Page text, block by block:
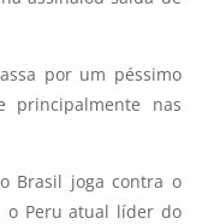
por um péssimo
principalmente nas
Brasil joga contra o
o Peru atual líder do